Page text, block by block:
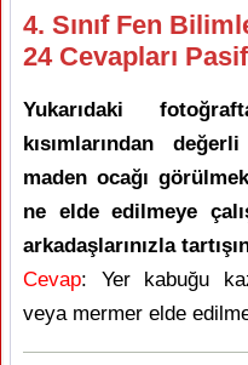
4. Sınıf Fen
24 Cevapları
Yukarıdaki
kısımlarından
maden ocağı
ne elde edilmeye
arkadaşlarınızla
Cevap: Yer kabuğu
veya mermer elde